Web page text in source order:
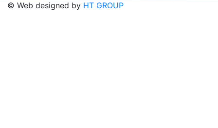
© Web designed by HT GROUP